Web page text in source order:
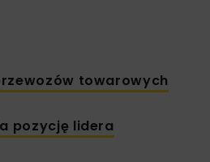
towarowych
pozycję lidera